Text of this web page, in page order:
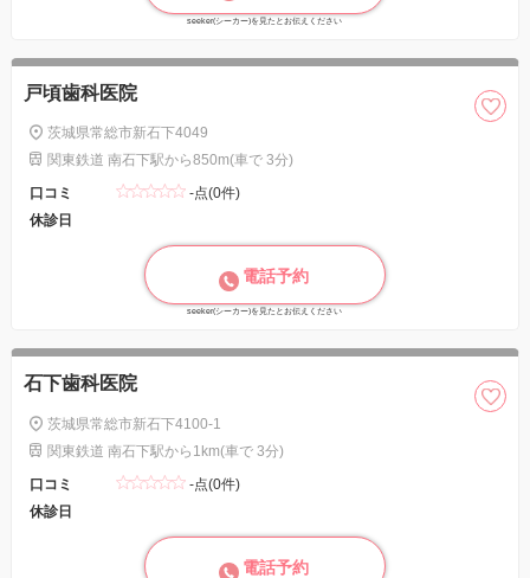
seeker(シーカー)を見たとお伝えください
戸頃歯科医院
茨城県常総市新石下4049
関東鉄道 南石下駅から850m(車で 3分)
口コミ
-点(0件)
休診日
電話予約
seeker(シーカー)を見たとお伝えください
石下歯科医院
茨城県常総市新石下4100-1
関東鉄道 南石下駅から1km(車で 3分)
口コミ
-点(0件)
休診日
電話予約